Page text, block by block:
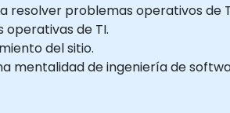
resolver problemas operativos de
de TI.
del sitio.
de ingeniería de